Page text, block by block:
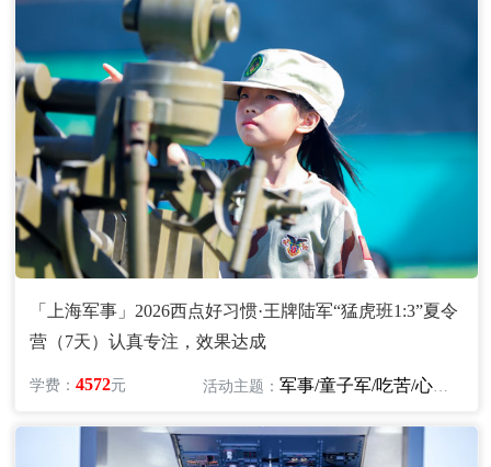
「上海军事」2026西点好习惯·王牌陆军“猛虎班1:3”夏令
营（7天）认真专注，效果达成
学费：4572元 活动主题：军事/童子军/吃苦/心智/励志